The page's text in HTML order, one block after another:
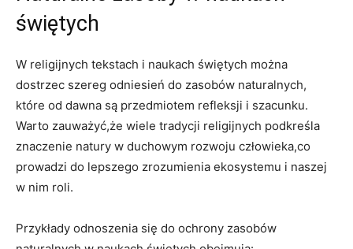
świętych
W religijnych ⁣tekstach i naukach świętych można
dostrzec szereg odniesień do zasobów naturalnych,
które od dawna są przedmiotem refleksji i szacunku.
⁣Warto zauważyć,że wiele tradycji religijnych podkreśla
znaczenie natury w duchowym rozwoju⁢ człowieka,co
prowadzi do lepszego zrozumienia ekosystemu⁣ i naszej
w‍ nim roli.
Przykłady odnoszenia się do ochrony zasobów